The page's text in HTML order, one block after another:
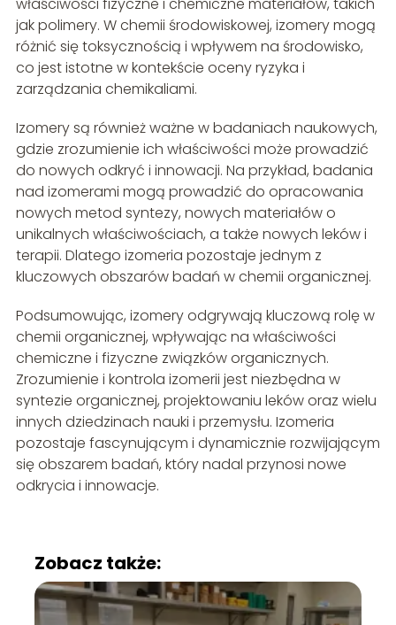
właściwości fizyczne i chemiczne materiałów, takich
jak polimery. W chemii środowiskowej, izomery mogą
różnić się toksycznością i wpływem na środowisko,
co jest istotne w kontekście oceny ryzyka i
zarządzania chemikaliami.
Izomery są również ważne w badaniach naukowych,
gdzie zrozumienie ich właściwości może prowadzić
do nowych odkryć i innowacji. Na przykład, badania
nad izomerami mogą prowadzić do opracowania
nowych metod syntezy, nowych materiałów o
unikalnych właściwościach, a także nowych leków i
terapii. Dlatego izomeria pozostaje jednym z
kluczowych obszarów badań w chemii organicznej.
Podsumowując, izomery odgrywają kluczową rolę w
chemii organicznej, wpływając na właściwości
chemiczne i fizyczne związków organicznych.
Zrozumienie i kontrola izomerii jest niezbędna w
syntezie organicznej, projektowaniu leków oraz wielu
innych dziedzinach nauki i przemysłu. Izomeria
pozostaje fascynującym i dynamicznie rozwijającym
się obszarem badań, który nadal przynosi nowe
odkrycia i innowacje.
Zobacz także: